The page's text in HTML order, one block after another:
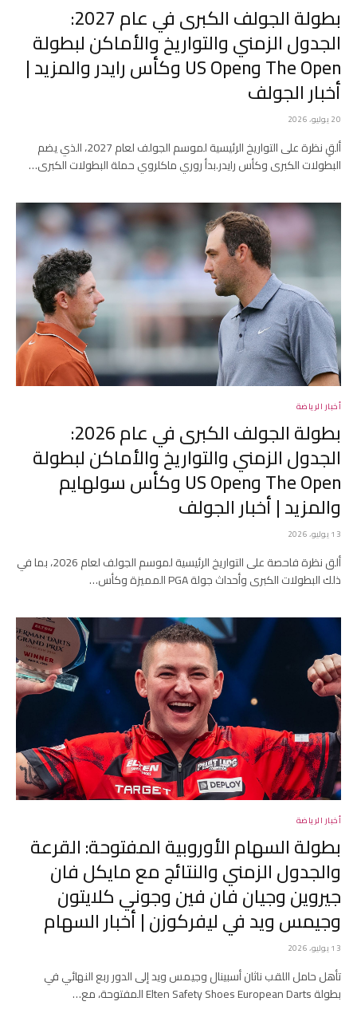
بطولة الجولف الكبرى في عام 2027:
الجدول الزمني والتواريخ والأماكن لبطولة
The Open وUS Open وكأس رايدر والمزيد |
أخبار الجولف
20 يوليو، 2026
ألقِ نظرة على التواريخ الرئيسية لموسم الجولف لعام 2027، الذي يضم
البطولات الكبرى وكأس رايدر.بدأ روري ماكلروي حملة البطولات الكبرى…
أخبار الرياضة
بطولة الجولف الكبرى في عام 2026:
الجدول الزمني والتواريخ والأماكن لبطولة
The Open وUS Open وكأس سولهايم
والمزيد | أخبار الجولف
13 يوليو، 2026
ألق نظرة فاحصة على التواريخ الرئيسية لموسم الجولف لعام 2026، بما في
ذلك البطولات الكبرى وأحداث جولة PGA المميزة وكأس…
أخبار الرياضة
بطولة السهام الأوروبية المفتوحة: القرعة
والجدول الزمني والنتائج مع مايكل فان
جيروين وجيان فان فين وجوني كلايتون
وجيمس ويد في ليفركوزن | أخبار السهام
13 يوليو، 2026
تأهل حامل اللقب ناثان أسبينال وجيمس ويد إلى الدور ربع النهائي في
بطولة Elten Safety Shoes European Darts المفتوحة، مع…